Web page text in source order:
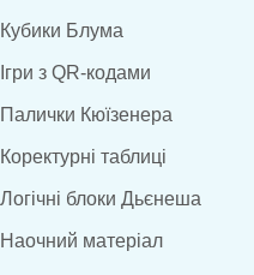
Кубики Блума
Ігри з QR-кодами
Палички Кюїзенера
Коректурні таблиці
Логічні блоки Дьєнеша
Наочний матеріал